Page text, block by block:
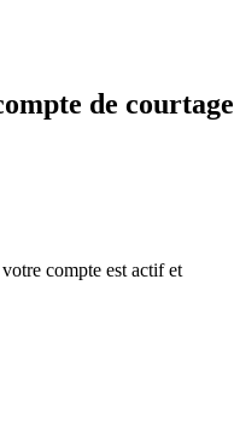
de courtage
compte est actif et